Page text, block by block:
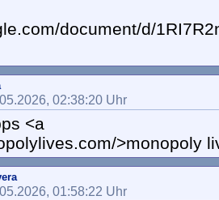
document/d/
02:38:20 Uhr
<a
>monopoly
01:58:22 Uhr